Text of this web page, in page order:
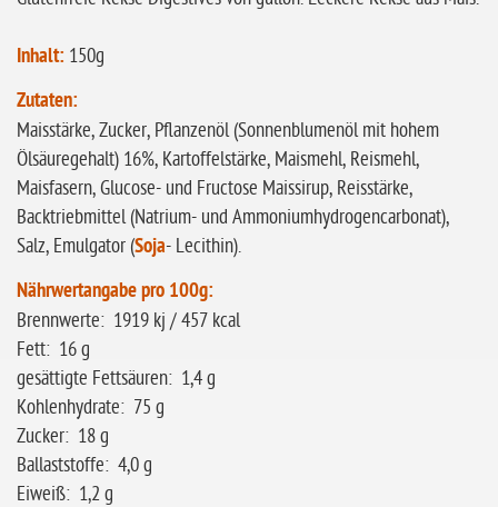
glutenfrei
ohne
Sonnenblumen
ohne Palmöl
Inhalt: 150g
Zutaten:
Maisstärke, Zucker, Pflanzenöl (Sonnenblumenöl mit hohem
Ölsäuregehalt) 16%, Kartoffelstärke, Maismehl, Reismehl,
Maisfasern, Glucose- und Fructose Maissirup, Reisstärke,
Backtriebmittel (Natrium- und Ammoniumhydrogencarbonat),
Salz, Emulgator (Soja- Lecithin).
Nährwertangabe pro 100g:
Brennwerte: 1919 kj / 457 kcal
Fett: 16 g
gesättigte Fettsäuren: 1,4 g
Kohlenhydrate: 75 g
Zucker: 18 g
Ballaststoffe: 4,0 g
Eiweiß: 1,2 g